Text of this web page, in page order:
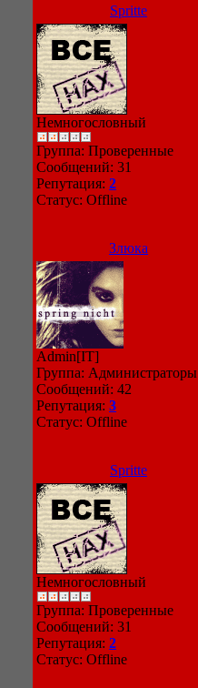
Spritte
Немногословный
Группа: Проверенные
Сообщений: 31
Репутация: 2
Статус: Offline
Злюка
Admin[IT]
Группа: Администраторы
Сообщений: 42
Репутация: 3
Статус: Offline
Spritte
Немногословный
Группа: Проверенные
Сообщений: 31
Репутация: 2
Статус: Offline